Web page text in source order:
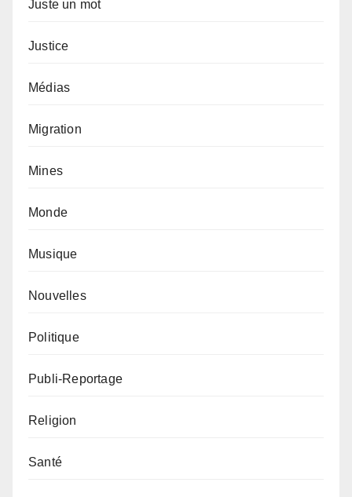
Juste un mot
Justice
Médias
Migration
Mines
Monde
Musique
Nouvelles
Politique
Publi-Reportage
Religion
Santé